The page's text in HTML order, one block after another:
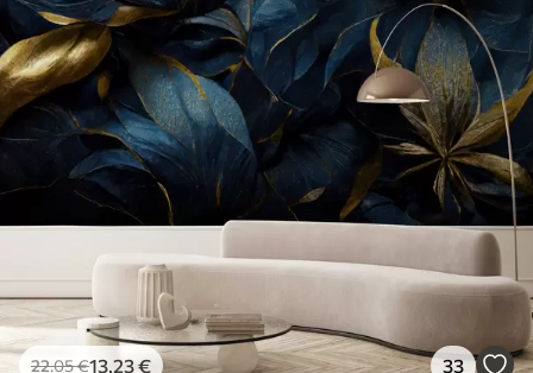
22.05€13 .23€ 33